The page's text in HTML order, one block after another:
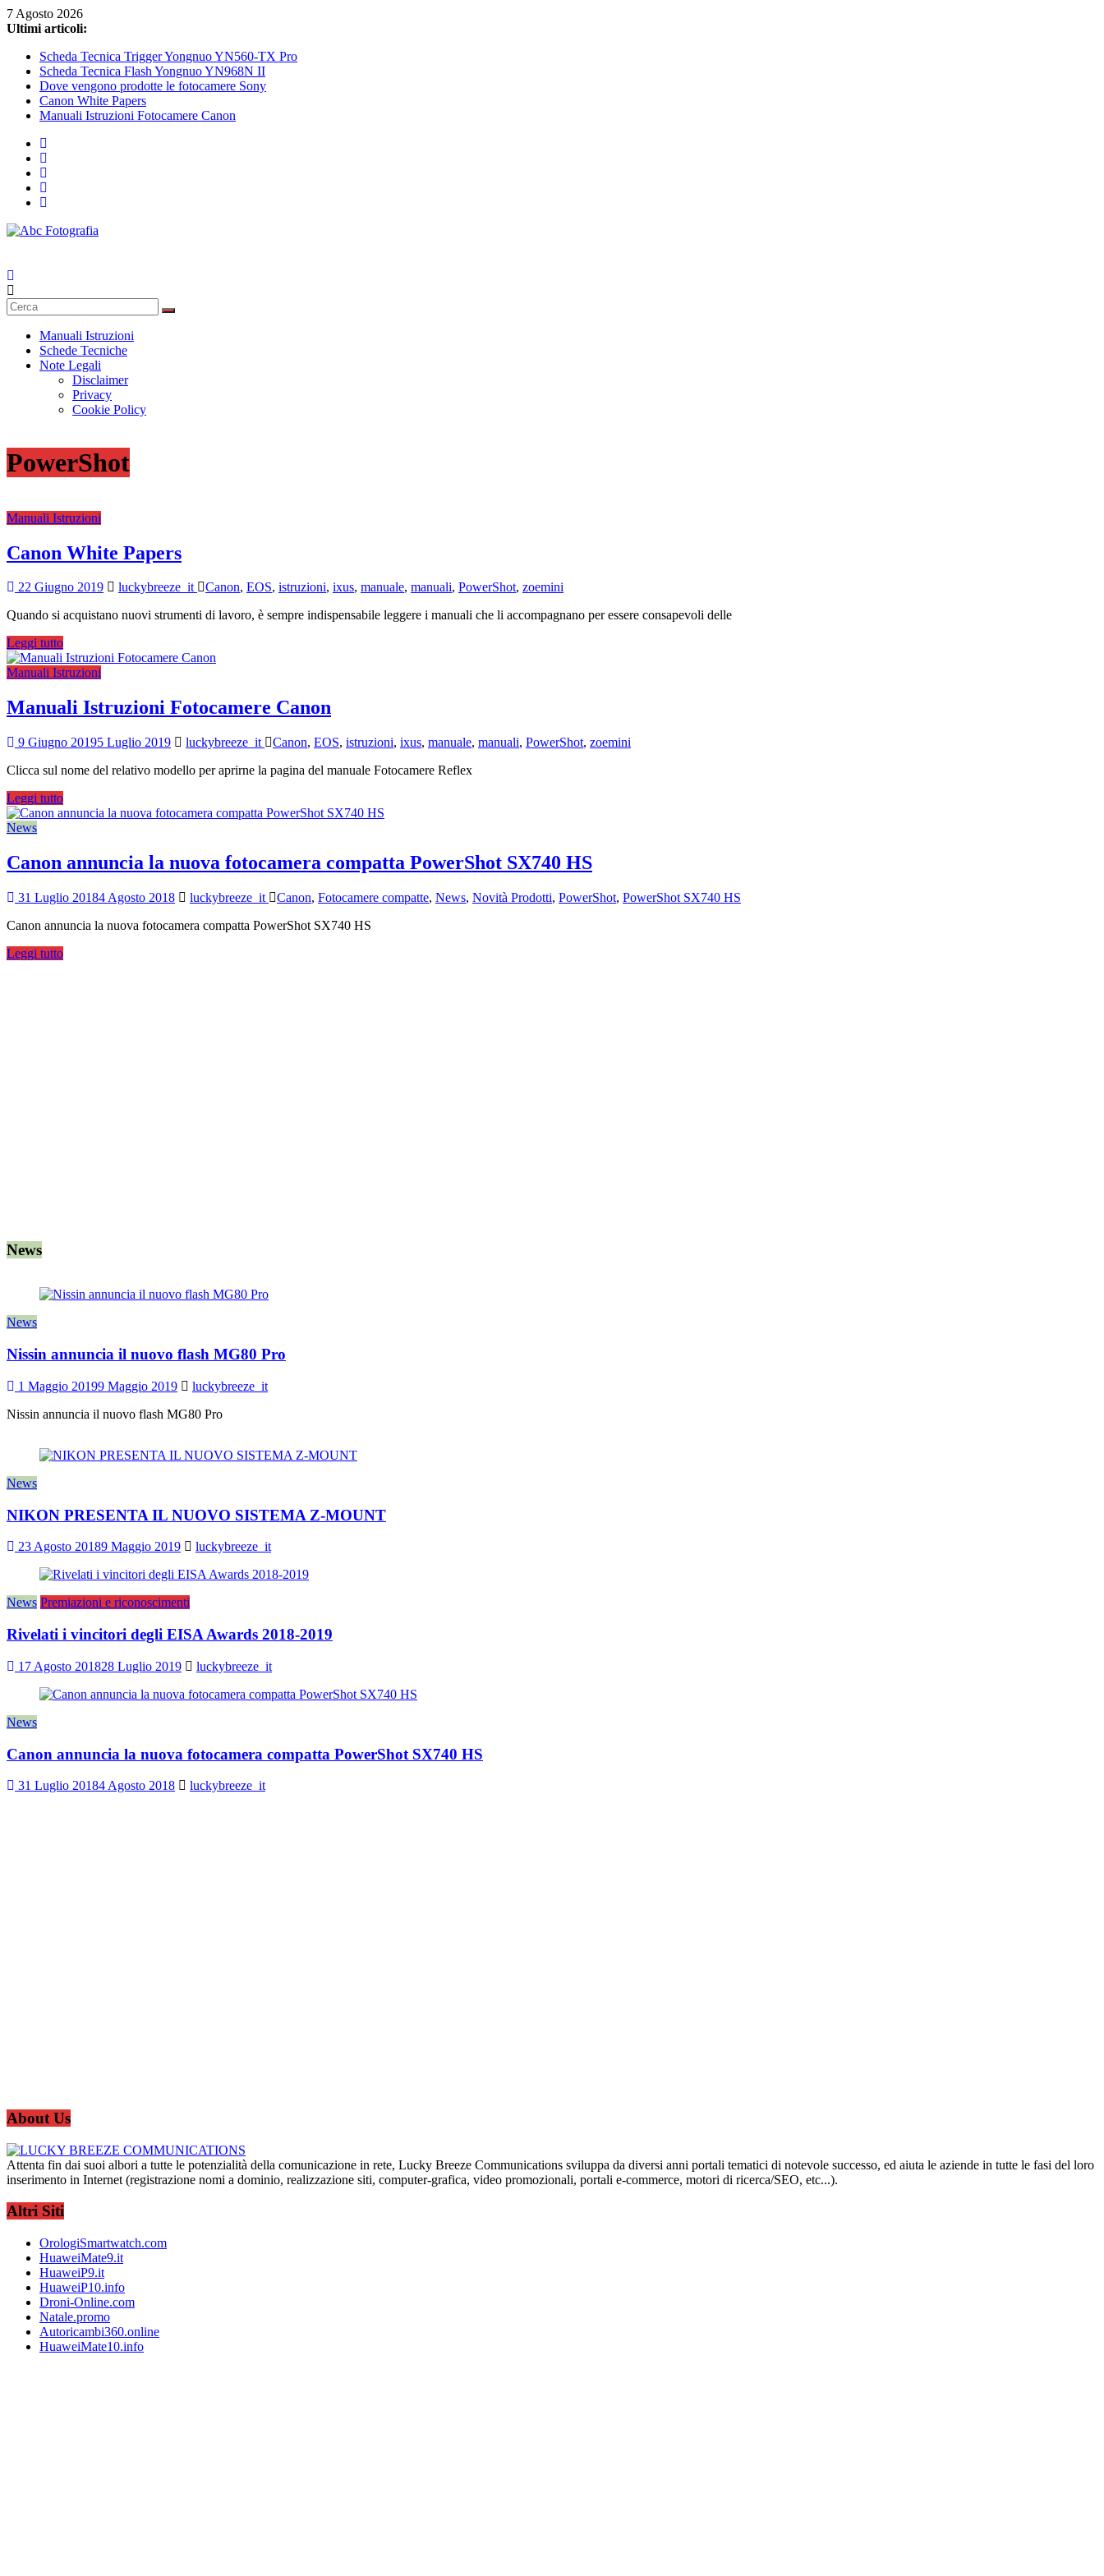
7 Agosto 2026
Ultimi articoli:
Scheda Tecnica Trigger Yongnuo YN560-TX Pro
Scheda Tecnica Flash Yongnuo YN968N II
Dove vengono prodotte le fotocamere Sony
Canon White Papers
Manuali Istruzioni Fotocamere Canon
Fotografia
Fotografia,
acquisto
reflex
Manuali Istruzioni
Schede Tecniche
Note Legali
Disclaimer
Privacy
Cookie Policy
PowerShot
Manuali Istruzioni
Canon White Papers
22 Giugno 2019 luckybreeze_it Canon, EOS, istruzioni, ixus, manuale, manuali, PowerShot, zoemini
Quando si acquistano nuovi strumenti di lavoro, è sempre indispensabile leggere i manuali che li accompagnano per essere consapevoli delle
Leggi tutto
Manuali Istruzioni
Manuali Istruzioni Fotocamere Canon
9 Giugno 20195 Luglio 2019 luckybreeze_it Canon, EOS, istruzioni, ixus, manuale, manuali, PowerShot, zoemini
Clicca sul nome del relativo modello per aprirne la pagina del manuale Fotocamere Reflex
Leggi tutto
News
Canon annuncia la nuova fotocamera compatta PowerShot SX740 HS
31 Luglio 20184 Agosto 2018 luckybreeze_it Canon, Fotocamere compatte, News, Novità Prodotti, PowerShot, PowerShot SX740 HS
Canon annuncia la nuova fotocamera compatta PowerShot SX740 HS
Leggi tutto
News
News
Nissin annuncia il nuovo flash MG80 Pro
1 Maggio 20199 Maggio 2019
luckybreeze_it
Nissin annuncia il nuovo flash MG80 Pro
News
NIKON PRESENTA IL NUOVO SISTEMA Z-MOUNT
23 Agosto 20189 Maggio 2019 luckybreeze_it
News Premiazioni e riconoscimenti
Rivelati i vincitori degli EISA Awards 2018-2019
17 Agosto 201828 Luglio 2019 luckybreeze_it
News
Canon annuncia la nuova fotocamera compatta PowerShot SX740 HS
31 Luglio 20184 Agosto 2018 luckybreeze_it
About Us
Attenta fin dai suoi albori a tutte le potenzialità della comunicazione in rete, Lucky Breeze Communications sviluppa da diversi anni portali tematici di notevole successo, ed aiuta le aziende in tutte le fasi del loro
inserimento in Internet (registrazione nomi a dominio, realizzazione siti, computer-grafica, video promozionali, portali e-commerce, motori di ricerca/SEO, etc...).
Altri Siti
OrologiSmartwatch.com
HuaweiMate9.it
HuaweiP9.it
HuaweiP10.info
Droni-Online.com
Natale.promo
Autoricambi360.online
HuaweiMate10.info